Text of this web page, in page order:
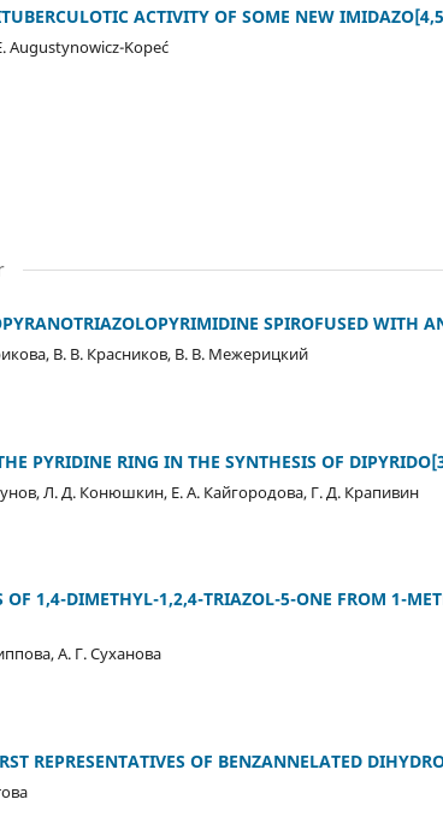
ACTIVITY OF SOME NEW
Augustynowicz-Kopeć
SPIROFUSED WITH
В. В. Красников, В. В. Межерицкий
PYRIDINE RING IN THE SYNTHESIS OF
Л. Д. Конюшкин, Е. А. Кайгородова, Г. Д. Крапивин
OF 1,4-DIMETHYL-1,2,4-TRIAZOL-5-ONE FROM 1-
А. Г. Суханова
REPRESENTATIVES OF BENZANNELATED